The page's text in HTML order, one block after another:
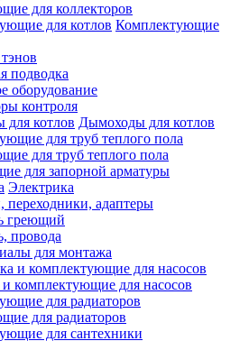
для коллекторов
Комплектующие
подводка
оборудование
контроля
Дымоходы для котлов
для труб теплого пола
для запорной арматуры
Электрика
переходники, адаптеры
греющий
провода
для монтажа
комплектующие для насосов
для радиаторов